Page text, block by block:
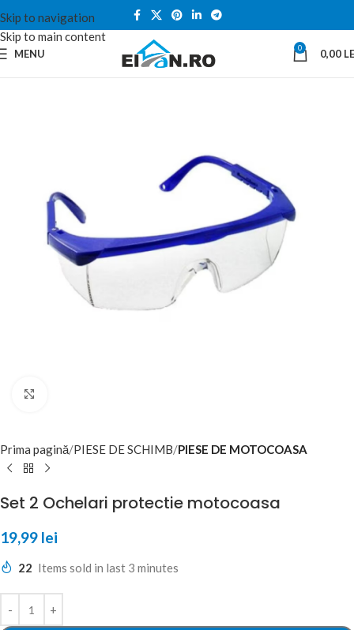
Skip to navigation
Skip to main content
MENU 0 0,00
Prima pagină PIESE DE SCHIMB PIESE DE MOTOCOASA
Set 2 Ochelari protectie motocoasa
19,99 lei
22 Items sold in last 3 minutes